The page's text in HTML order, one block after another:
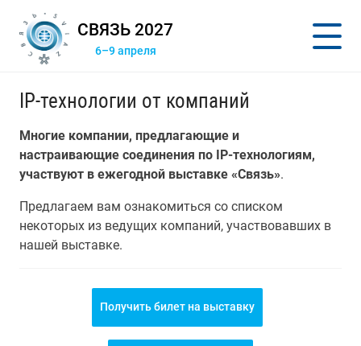
СВЯЗЬ 2027
6–9 апреля
IP-технологии от компаний
Многие компании, предлагающие и
настраивающие соединения по IP-технологиям,
участвуют в ежегодной выставке «Связь».
Предлагаем вам ознакомиться со списком
некоторых из ведущих компаний, участвовавших в
нашей выставке.
Получить билет на выставку